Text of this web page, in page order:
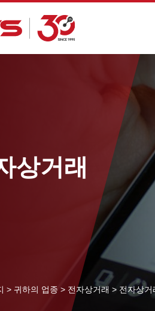
상거래
> 귀하의 업종 > 전자상거래 > 전자상거